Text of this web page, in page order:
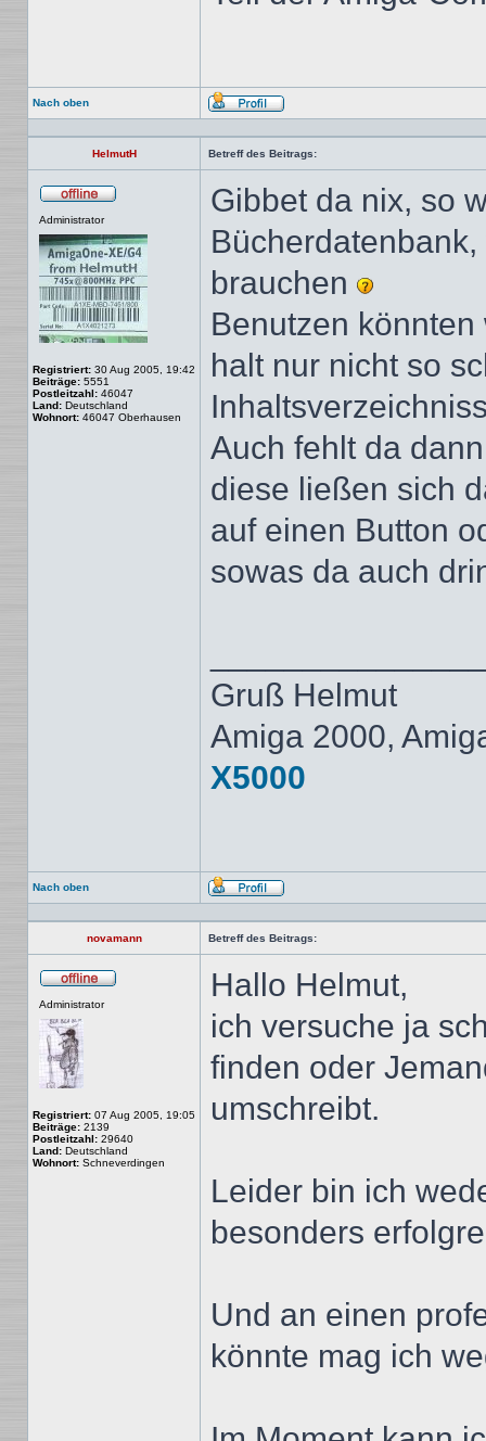
Nach oben
Profil
HelmutH Betreff des Beitrags:
Administrator
Registriert: 30 Aug 2005, 19:42
Beiträge: 5551
Postleitzahl: 46047
Land: Deutschland
Wohnort: 46047 Oberhausen
Gibbet da nix, so
brauchen
Benutzen
halt nur nicht so
Auch fehlt da
diese ließen sich
auf einen Button
sowas da auch
Gruß Helmut
Amiga 2000,
X5000
Nach oben
Profil
novamann Betreff des Beitrags:
Administrator
Registriert: 07 Aug 2005, 19:05
Beiträge: 2139
Postleitzahl: 29640
Land: Deutschland
Wohnort: Schneverdingen
Hallo Helmut,
ich versuche ja
finden oder
umschreibt.
Leider bin ich
besonders
Und an einen
könnte mag ich